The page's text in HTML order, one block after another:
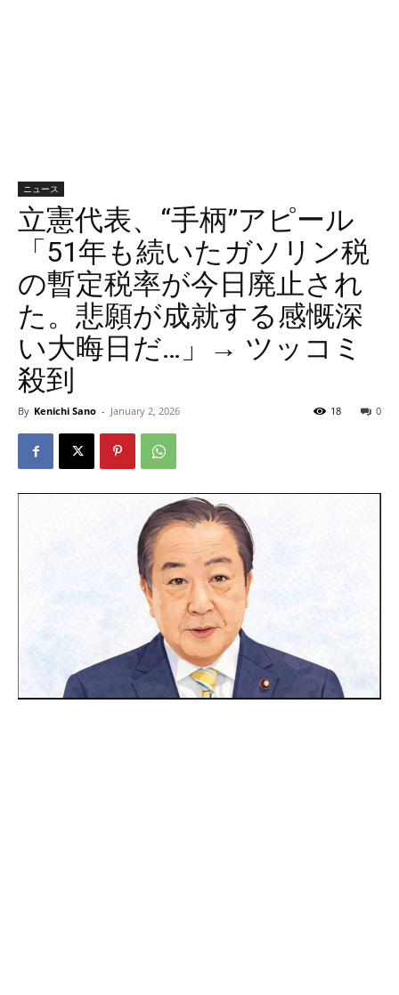
ニュース
立憲代表、“手柄”アピール
「51年も続いたガソリン税
の暫定税率が今日廃止され
た。悲願が成就する感慨深
い大晦日だ…」→ ツッコミ
殺到
By Kenichi Sano - January 2, 2026 0
18